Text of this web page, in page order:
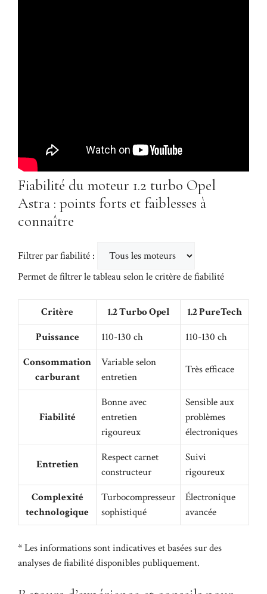
Fiabilité du moteur 1.2 turbo Opel
Astra : points forts et faiblesses à
connaître
Filtrer par fiabilité :
Permet de filtrer le tableau selon le critère de fiabilité
Critère 1.2 Turbo Opel
1.2 PureTech
Puissance
110-130 ch
110-130 ch
Consommation
carburant
Variable selon
entretien
Très efficace
Fiabilité
Bonne avec
entretien
rigoureux
Sensible aux
problèmes
électroniques
Entretien
Respect carnet
constructeur
Suivi
rigoureux
Complexité
technologique
Turbocompresseur
sophistiqué
Électronique
avancée
* Les informations sont indicatives et basées sur des
analyses de fiabilité disponibles publiquement.